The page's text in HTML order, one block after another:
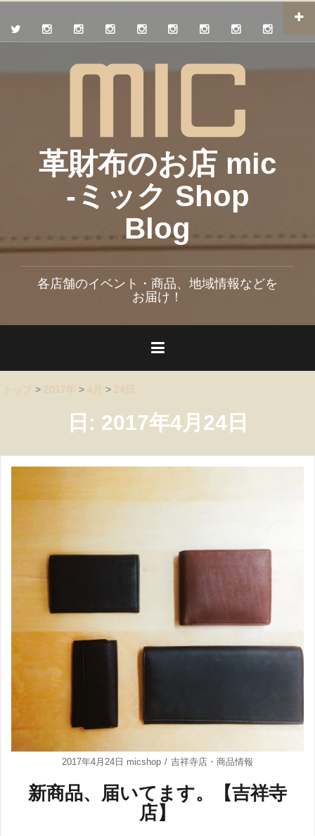
革財布のお店 mic
-ミック Shop
Blog
各店舗のイベント・商品、地域情報などを
お届け！
トップ > 2017年 >4月 > 24日
日: 2017年4月24日
2017年4月24日 micshop 吉祥寺店 ・ 商品情報
新商品、届いてます。【吉祥寺
店】